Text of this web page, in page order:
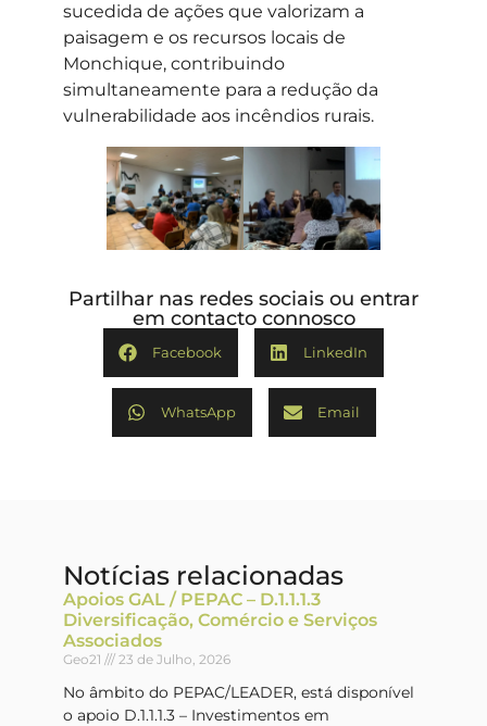
sucedida de ações que valorizam a
paisagem e os recursos locais de
Monchique, contribuindo
simultaneamente para a redução da
vulnerabilidade aos incêndios rurais.
Partilhar nas redes sociais ou entrar
em contacto connosco
Facebook LinkedIn
WhatsApp Email
Notícias relacionadas
Apoios GAL / PEPAC – D.1.1.1.3
Diversificação, Comércio e Serviços
Associados
Geo21 23 de Julho, 2026
No âmbito do PEPAC/LEADER, está disponível
o apoio D.1.1.1.3 – Investimentos em